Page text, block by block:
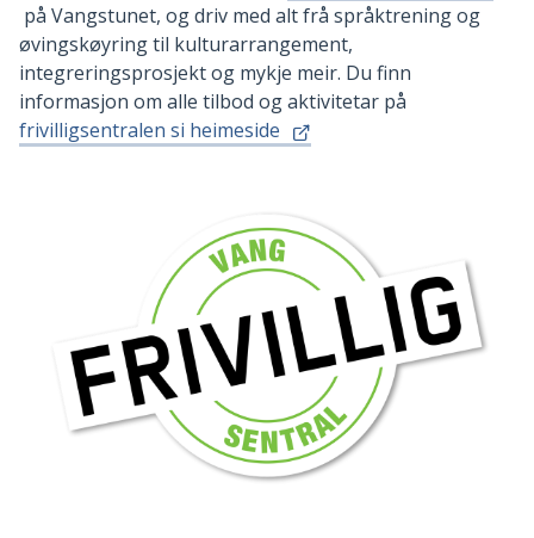
på Vangstunet, og driv med alt frå språktrening og
øvingskøyring til kulturarrangement,
integreringsprosjekt og mykje meir. Du finn
informasjon om alle tilbod og aktivitetar på
frivilligsentralen si heimeside